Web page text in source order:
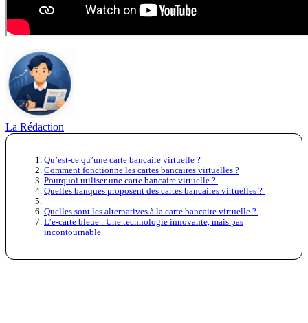
La Rédaction
Qu’est-ce qu’une carte bancaire virtuelle ?
Comment fonctionne les cartes bancaires virtuelles ?
Pourquoi utiliser une carte bancaire virtuelle ?
Quelles banques proposent des cartes bancaires virtuelles ?
Quelles sont les alternatives à la carte bancaire virtuelle ?
L’e-carte bleue : Une technologie innovante, mais pas
incontournable